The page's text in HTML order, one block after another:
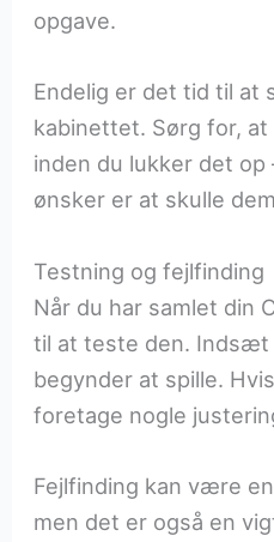
opgave.
Endelig er det tid til at
kabinettet. Sørg for,
inden du lukker det op
ønsker er at skulle
Testning og fejlfinding
Når du har samlet din
til at teste den. Indsæt
begynder at spille.
foretage nogle
Fejlfinding kan være
men det er også en